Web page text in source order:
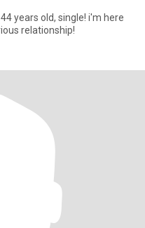
years old, single! i'm here
relationship!